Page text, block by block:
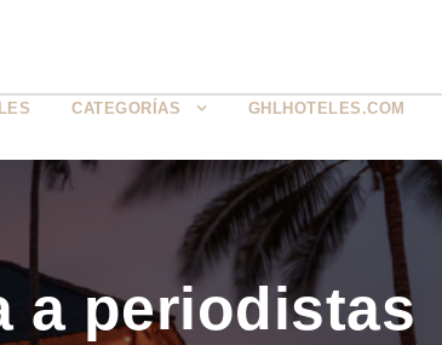
CATEGORÍAS GHLHOTELES.COM
a periodistas